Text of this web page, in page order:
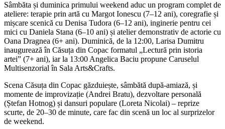
Sâmbăta și duminica primului weekend aduc un program complet de
ateliere: terapie prin artă cu Margot Ionescu (7–12 ani), coregrafie și
mișcare scenică cu Denisa Tudora (6–12 ani), inginerie pentru cei
mici cu Daniela Stana (6–10 ani) și atelier demonstrativ de actorie cu
Oana Dragnea (6+ ani). Duminică, de la 12:00, Larisa Dumitru
inaugurează în Căsuța din Copac formatul „Lectură prin istoria
artei” (7+ ani), iar la 13:00 Angelica Baciu propune Caruselul
Multisenzorial în Sala Arts&Crafts.
Scena Căsuța din Copac găzduiește, sâmbătă după-amiază, și
momente de improvizație (Andrei Bratu), dezvoltare personală
(Ștefan Hotnog) și dansuri populare (Loreta Nicolai) – reprize
scurte, de 20–30 de minute, care fac din scenă un loc al surprizelor
de weekend.